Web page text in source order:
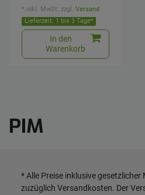
Lieferzeit: 1 bis 3 Tage*
In den
Warenkorb
* inkl. MwSt. zzgl.Versand
PIM
* Alle Preise inklusive
zuzüglich Versandkosten. Der